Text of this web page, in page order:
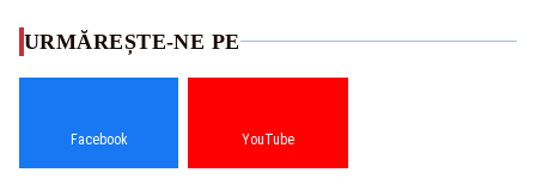
URMĂREȘTE-NE PE
Facebook YouTube